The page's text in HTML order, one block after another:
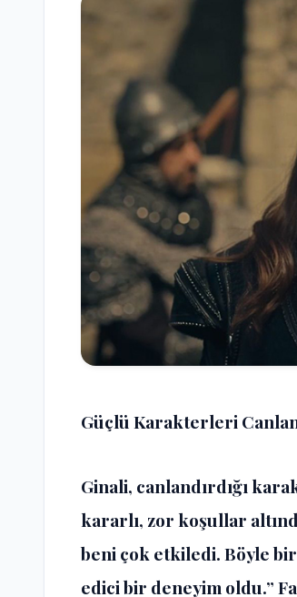
Güçlü Karakterleri
Ginali, canlandırdığı
kararlı, zor koşullar
beni çok etkiledi. Böyle
edici bir deneyim oldu.”